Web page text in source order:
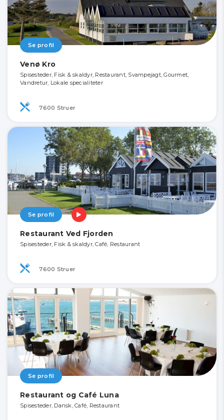
Se profil
Venø Kro
Spisesteder, Fisk & skaldyr, Restaurant, Svampejagt, Gourmet,
Vandretur, Lokale specialiteter
7600 Struer
Se profil
Restaurant Ved Fjorden
Spisesteder, Fisk & skaldyr, Café, Restaurant
7600 Struer
Se profil
Restaurant og Café Luna
Spisesteder, Dansk, Café, Restaurant